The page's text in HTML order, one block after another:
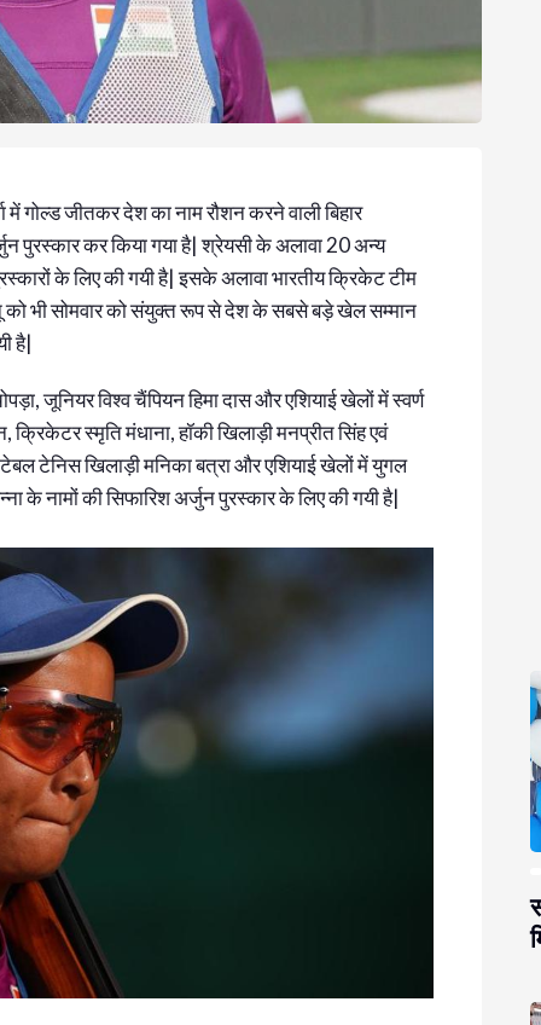
गोल्ड जीतकर देश का नाम रौशन करने वाली बिहार
पुरस्कार कर किया गया है| श्रेयसी के अलावा 20 अन्य
के लिए की गयी है| इसके अलावा भारतीय क्रिकेट टीम
को भी सोमवार को संयुक्त रूप से देश के सबसे बड़े खेल सम्मान
है|
जूनियर विश्व चैंपियन हिमा दास और एशियाई खेलों में स्वर्ण
स्मृति मंधाना, हॉकी खिलाड़ी मनप्रीत सिंह एवं
टेनिस खिलाड़ी मनिका बत्रा और एशियाई खेलों में युगल
के नामों की सिफारिश अर्जुन पुरस्कार के लिए की गयी है|